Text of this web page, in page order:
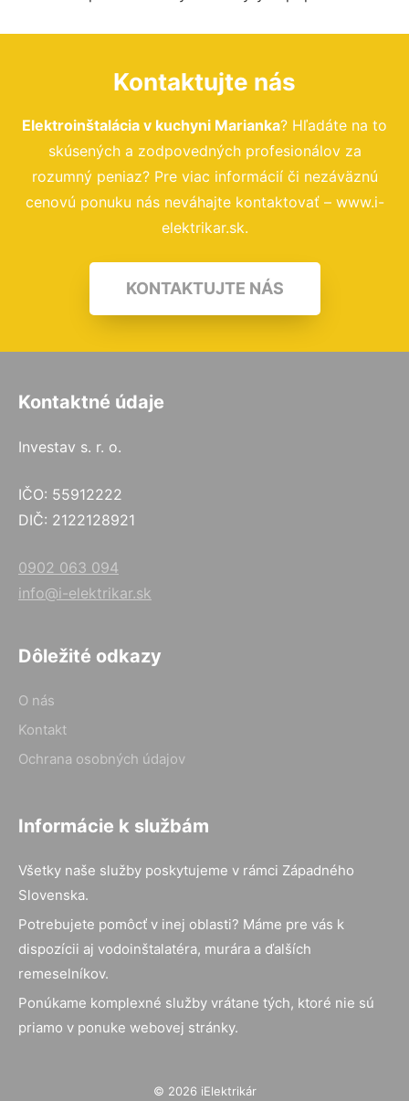
Kontaktujte nás
Elektroinštalácia v kuchyni Marianka? Hľadáte na to
skúsených a zodpovedných profesionálov za
rozumný peniaz? Pre viac informácií či nezáväznú
cenovú ponuku nás neváhajte kontaktovať – www.i-
elektrikar.sk.
KONTAKTUJTE NÁS
Kontaktné údaje
Investav s. r. o.
IČO: 55912222
DIČ: 2122128921
0902 063 094
info@i-elektrikar.sk
Dôležité odkazy
O nás
Kontakt
Ochrana osobných údajov
Informácie k službám
Všetky naše služby poskytujeme v rámci Západného
Slovenska.
Potrebujete pomôcť v inej oblasti? Máme pre vás k
dispozícii aj vodoinštalatéra, murára a ďalších
remeselníkov.
Ponúkame komplexné služby vrátane tých, ktoré nie sú
priamo v ponuke webovej stránky.
© 2026 iElektrikár